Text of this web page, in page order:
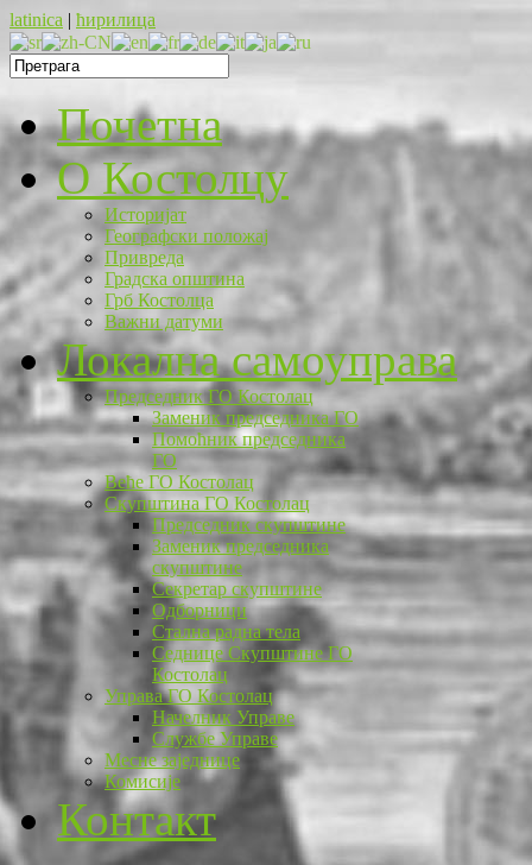
latinica | ћирилица
Почетна
O Костолцу
Историјат
Географски положај
Привреда
Градска општина
Грб Костолца
Важни датуми
Локална самоуправа
Председник ГО Костолац
Заменик председника ГО
Помоћник председника
ГО
Веће ГО Костолац
Скупштина ГО Костолац
Председник скупштине
Заменик председника
скупштине
Секретар скупштине
Одборници
Стална радна тела
Седнице Скупштине ГО
Костолац
Управа ГО Костолац
Начелник Управе
Службе Управе
Месне заједнице
Комисије
Контакт